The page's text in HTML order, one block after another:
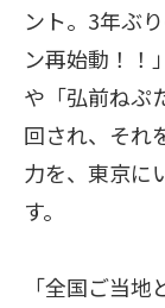
ント。3年ぶ
ン再始動！！
や「弘前ねぷ
回され、それ
力を、東京に
す。
「全国ご当